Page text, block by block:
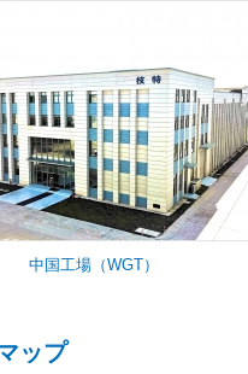
中国工場（WGT）
ップ